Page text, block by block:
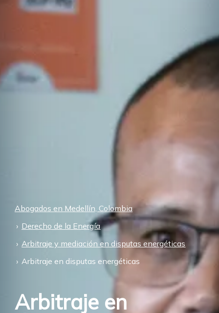
Abogados en Medellín, Colombia
Derecho de la Energía
Arbitraje y mediación en disputas energéticas
Arbitraje en disputas energéticas
Arbitraje en